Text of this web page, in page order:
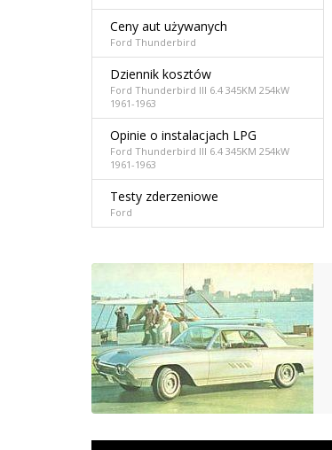
Ceny aut używanych
Ford Thunderbird
Dziennik kosztów
Ford Thunderbird III 6.4 345KM 254kW
1961-1963
Opinie o instalacjach LPG
Ford Thunderbird III 6.4 345KM 254kW
1961-1963
Testy zderzeniowe
Ford